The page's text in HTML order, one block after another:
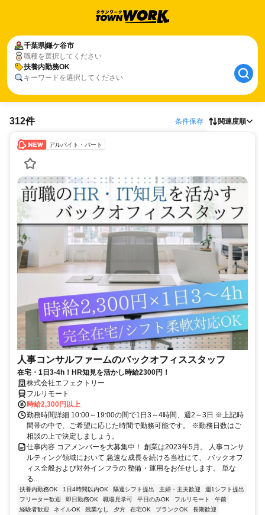
千葉県鎌ケ谷市
職種を選択してください
扶養内勤務OK
キーワードを選択してください
312件 条件保存 関連度順
アルバイト・パート
人事コンサルファームのバックオフィススタッフ
在宅・1日3-4h！HR知見を活かし時給2300円！
株式会社エフェクトリー
フルリモート
時給2,300円以上
勤務時間詳細 10:00～19:00の間で1日3～4時間、週2～3日 ※上記時
間帯の中で、ご希望に応じた時間で勤務可能です。 ※勤務日数はご
相談の上で決定しましょう。
仕事内容 コアメンバーを大募集中！ 創業は2023年5月。 人事コンサ
ルティング領域において 急速な成長を続ける当社にて、 バックオフ
ィス全般および対外インフラの 整備・運用をお任せします。 単な
る...
扶養内勤務OK 1日4時間以内OK 隔週シフト提出 主婦・主夫歓迎
週1シフト提出
フリーター歓迎
即日勤務OK 職場見学可 平日のみOK フルリモート
午前
経験者歓迎
ネイルOK 残業なし 夕方 在宅OK ブランクOK
長期歓迎